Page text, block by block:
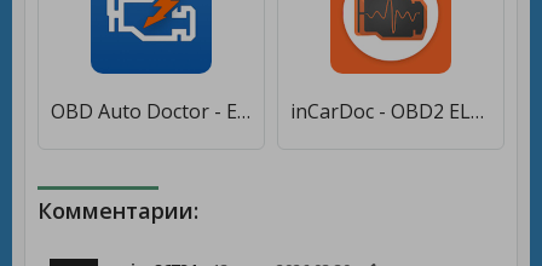
OBD Auto Doctor - ELM327 & OBD2 car scanner tool [Полная версия] inCarDoc - OBD2 ELM327 Сканер [Без рекламы]
Комментарии: